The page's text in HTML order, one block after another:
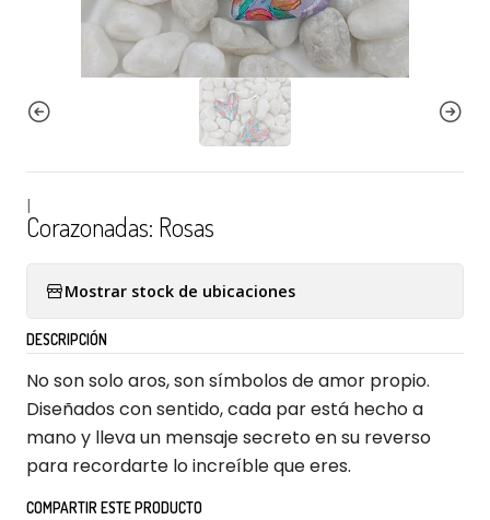
Corazonadas: Rosas
Mostrar stock de ubicaciones
DESCRIPCIÓN
No son solo aros, son símbolos de amor propio.
Diseñados con sentido, cada par está hecho a
mano y lleva un mensaje secreto en su reverso
para recordarte lo increíble que eres.
COMPARTIR ESTE PRODUCTO